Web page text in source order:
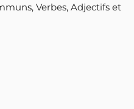
Verbes, Adjectifs et